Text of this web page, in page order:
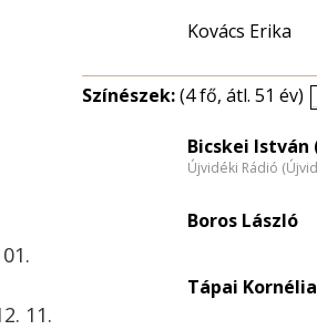
11.
Kovács Erika
Színészek:(4 fő, átl. 51 év)
Bicskei István
Újvidéki Rádió
Boros László
Tápai Kornélia